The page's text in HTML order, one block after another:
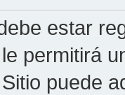
estar
permitirá
puede